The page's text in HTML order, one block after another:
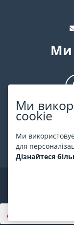
Ми
cookie
Ми
для
Дізнайтеся
Ми
На ESPORT.in.ua
України. Всі